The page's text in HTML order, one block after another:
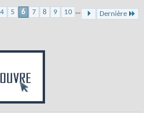
4 5 6 7 8 9 10 ... Dernière